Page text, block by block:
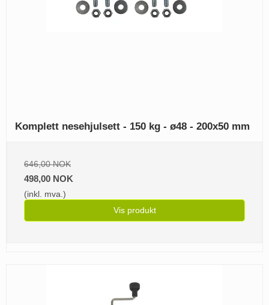
Komplett nesehjulsett - 150 kg - ø48 - 200x50 mm
646,00 NOK
498,00 NOK
(inkl. mva.)
Vis produkt